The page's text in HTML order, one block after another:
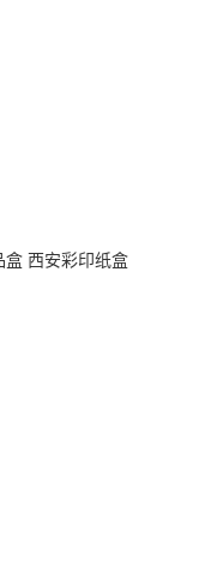
盒 西安彩印纸盒